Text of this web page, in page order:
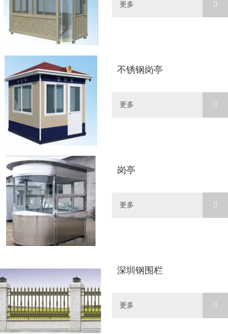
更多
不锈钢岗亭
更多
岗亭
更多
深圳钢围栏
更多